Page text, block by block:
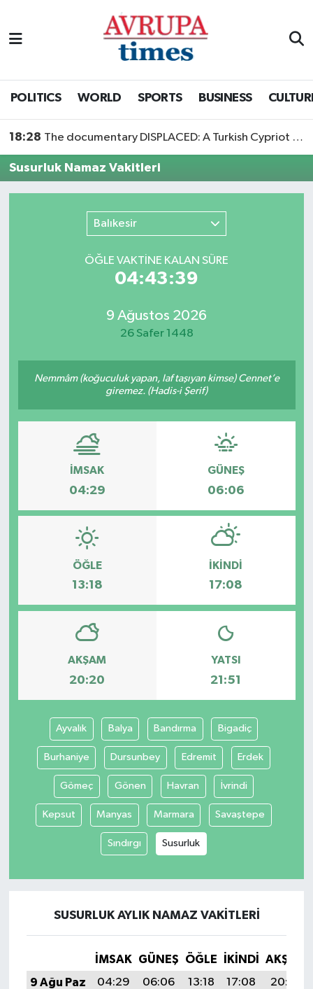
POLITICS WORLD SPORTS BUSINESS
18:28 The documentary DISPLACED: A Turkish Cypriot Story is now available to watch
Susurluk Namaz Vakitleri
Balıkesir
ÖĞLE VAKTİNE KALAN SÜRE
04:43:39
9 Ağustos 2026
26 Safer 1448
Nemmâm (koğuculuk yapan, laf taşıyan kimse) Cennet’e
giremez. (Hadis-i Şerif)
İMSAK
04:29
GÜNEŞ
06:06
ÖĞLE
13:18
İKINDI
17:08
AKŞAM
20:20
YATSI
21:51
Ayvalık Balya Bandırma Bigadiç
Burhaniye Dursunbey Edremit Erdek
Gömeç Gönen Havran İvrindi
Kepsut Manyas Marmara Savaştepe
Sındırgı Susurluk
SUSURLUK AYLIK NAMAZ VAKITLERI
İMSAK GÜNEŞ ÖĞLE İKINDI
AKŞAM
9 Ağu Paz
04:29 06:06 13:18 17:08
20:20
Nöbetçi Eczaneler
Süper Lig Puan Durumu ve Fikstür
Son Dakika Haberleri